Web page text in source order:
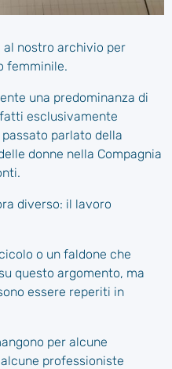
nostro archivio per
femminile.
una predominanza di
esclusivamente
parlato della
donne nella Compagnia
diverso: il lavoro
o un faldone che
questo argomento, ma
essere reperiti in
per alcune
professioniste